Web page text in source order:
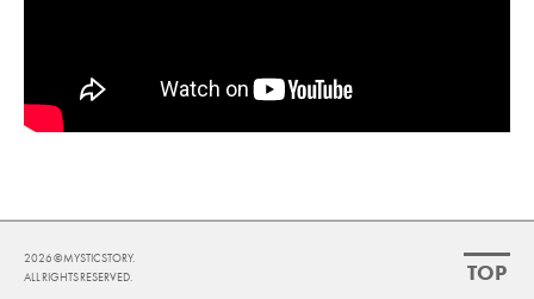
2026 ©MYSTIC STORY.
ALL RIGHTS RESERVED.
TOP